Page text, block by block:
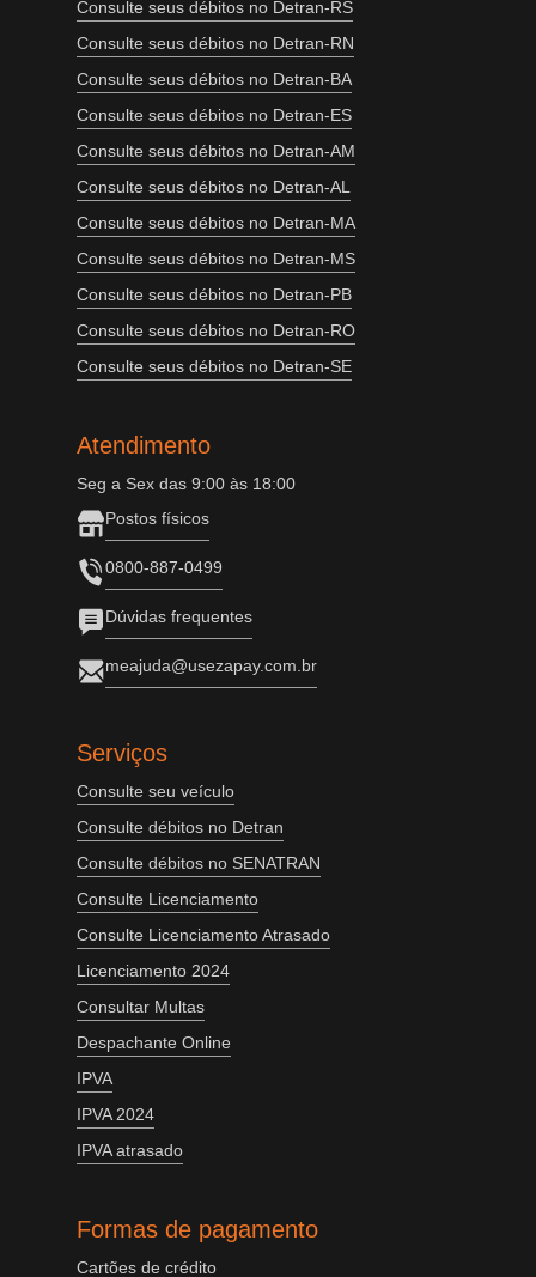
Consulte seus débitos no Detran-RS
Consulte seus débitos no Detran-RN
Consulte seus débitos no Detran-BA
Consulte seus débitos no Detran-ES
Consulte seus débitos no Detran-AM
Consulte seus débitos no Detran-AL
Consulte seus débitos no Detran-MA
Consulte seus débitos no Detran-MS
Consulte seus débitos no Detran-PB
Consulte seus débitos no Detran-RO
Consulte seus débitos no Detran-SE
Atendimento
Seg a Sex das 9:00 às 18:00
Postos físicos
0800-887-0499
Dúvidas frequentes
meajuda@usezapay.com.br
Serviços
Consulte seu veículo
Consulte débitos no Detran
Consulte débitos no SENATRAN
Consulte Licenciamento
Consulte Licenciamento Atrasado
Licenciamento 2024
Consultar Multas
Despachante Online
IPVA
IPVA 2024
IPVA atrasado
Formas de pagamento
Cartões de crédito